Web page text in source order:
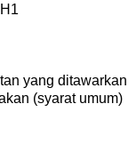
yang ditawarkan
(syarat umum)